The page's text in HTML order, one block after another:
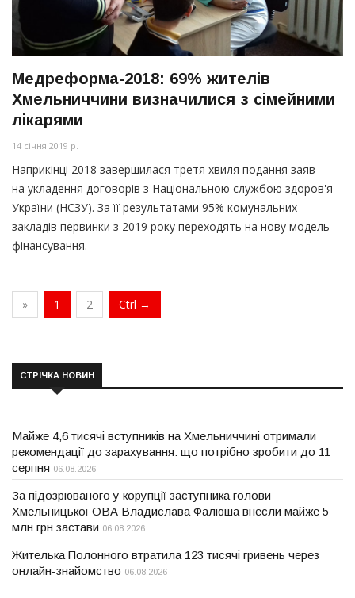
Медреформа-2018: 69% жителів
Хмельниччини визначилися з сімейними
лікарями
14 січня 2019 р.
Наприкінці 2018 завершилася третя хвиля подання заяв
на укладення договорів з Національною службою здоров'я
України (НСЗУ). За її результатами 95% комунальних
закладів первинки з 2019 року переходять на нову модель
фінансування.
» 1 2 Ctrl →
СТРІЧКА НОВИН
Майже 4,6 тисячі вступників на Хмельниччині отримали
рекомендації до зарахування: що потрібно зробити до 11
серпня 06.08.2026
За підозрюваного у корупції заступника голови
Хмельницької ОВА Владислава Фалюша внесли майже 5
млн грн застави 06.08.2026
Жителька Полонного втратила 123 тисячі гривень через
онлайн-знайомство 06.08.2026